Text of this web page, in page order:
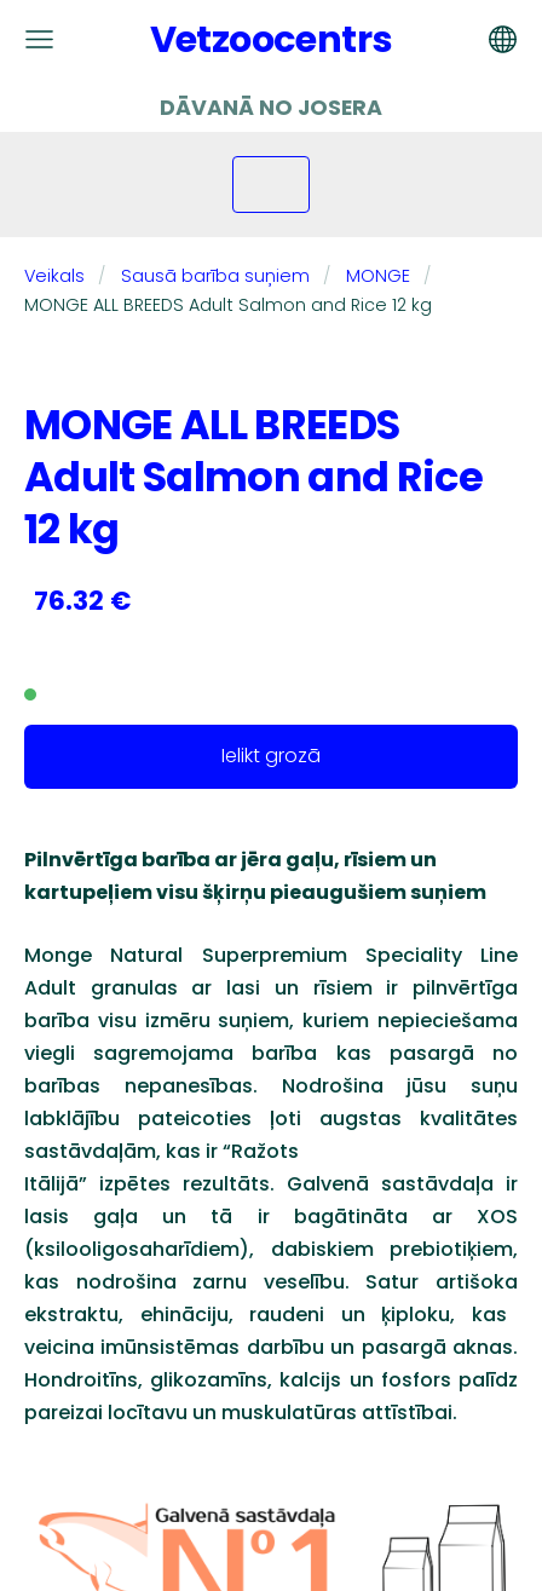
Vetzoocentrs
DĀVANĀ NO JOSERA
Veikals Sausā barība suņiem
MONGE
MONGE ALL BREEDS Adult Salmon and Rice 12 kg
MONGE ALL BREEDS
Adult Salmon and Rice
12 kg
76.32 €
Ielikt grozā
Pilnvērtīga barība ar jēra gaļu, rīsiem un
kartupeļiem visu šķirņu pieaugušiem suņiem
Monge Natural Superpremium Speciality Line
Adult granulas ar lasi un rīsiem ir pilnvērtīga
barība visu izmēru suņiem, kuriem nepieciešama
viegli sagremojama barība kas pasargā no
barības nepanesības. Nodrošina jūsu suņu
labklājību pateicoties ļoti augstas kvalitātes
sastāvdaļām, kas ir “Ražots
Itālijā” izpētes rezultāts. Galvenā sastāvdaļa ir
lasis gaļa un tā ir bagātināta ar XOS
(ksilooligosaharīdiem), dabiskiem prebiotiķiem,
kas nodrošina zarnu veselību. Satur artišoka
ekstraktu, ehināciju, raudeni un ķiploku, kas
veicina imūnsistēmas darbību un pasargā aknas.
Hondroitīns, glikozamīns, kalcijs un fosfors palīdz
pareizai locītavu un muskulatūras attīstībai.